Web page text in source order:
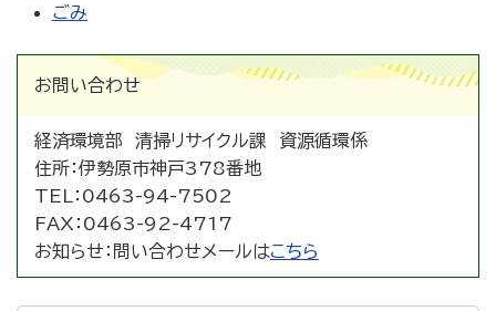
ごみ
お問い合わせ
経済環境部 清掃リサイクル課 資源循環係
住所：伊勢原市神戸378番地
TEL： 0463-94-7502
FAX： 0463-92-4717
お知らせ： 問い合わせメールはこちら